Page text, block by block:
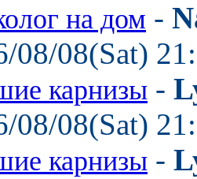
на дом -
08/08(Sat)
карнизы -
08/08(Sat)
карнизы -